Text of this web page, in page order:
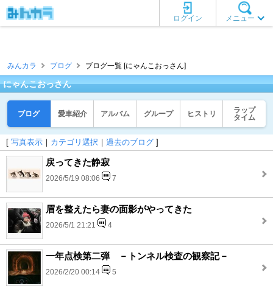
メニュー
ログイン
みんカラ ブログ ブログ一覧 [にゃんこおっさん]
にゃんこおっさん
ブログ 愛車紹介 アルバム グループ ヒストリ
ラップ
タイム
[ 写真表示 ｜ カテゴリ選択 ｜ 過去のブログ ]
戻ってきた静寂
2026/5/19 08:06 7
眉を整えたら妻の面影がやってきた
2026/5/1 21:21 4
一年点検第二弾 －トンネル検査の観察記－
2026/2/20 00:14 5